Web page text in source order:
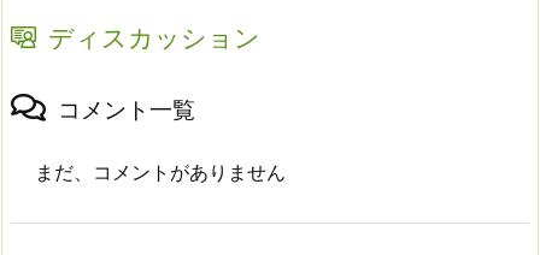
ディスカッション
コメント一覧
まだ、コメントがありません